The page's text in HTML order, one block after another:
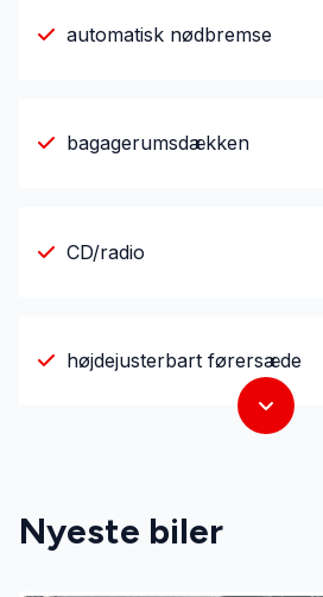
automatisk nødbremse
bagagerumsdækken
CD/radio
højdejusterbart førersæde
Nyeste biler